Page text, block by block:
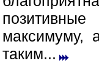
максимуму,
таким...